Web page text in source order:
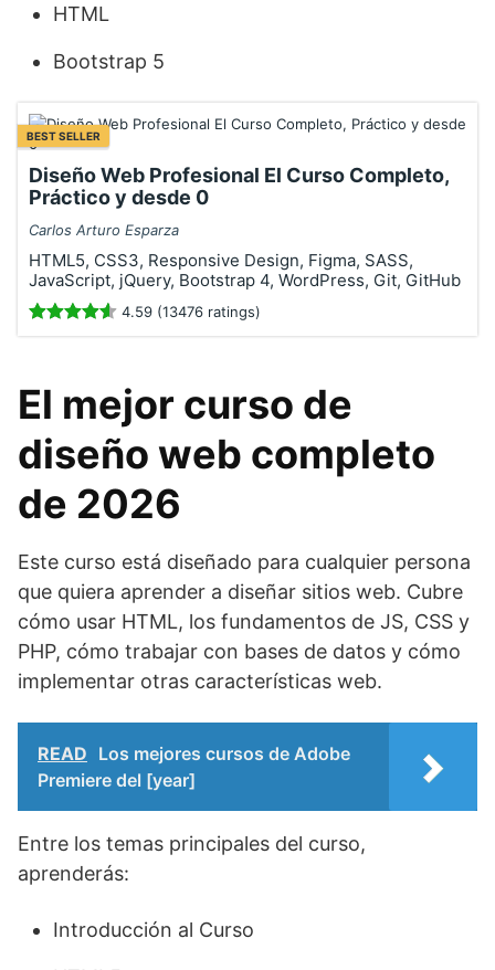
HTML
Bootstrap 5
BEST SELLER
Diseño Web Profesional El Curso Completo,
Práctico y desde 0
Carlos Arturo Esparza
HTML5, CSS3, Responsive Design, Figma, SASS,
JavaScript, jQuery, Bootstrap 4, WordPress, Git, GitHub
4.59 (13476 ratings)
El mejor curso de
diseño web completo
de 2026
Este curso está diseñado para cualquier persona
que quiera aprender a diseñar sitios web. Cubre
cómo usar HTML, los fundamentos de JS, CSS y
PHP, cómo trabajar con bases de datos y cómo
implementar otras características web.
READ Los mejores cursos de Adobe
Premiere del [year]
Entre los temas principales del curso,
aprenderás:
Introducción al Curso